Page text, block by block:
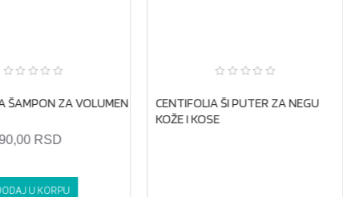
ŠAMPON ZA VOLUMEN
RSD
U KORPU
CENTIFOLIA ŠI PUTER ZA NEGU
KOŽE I KOSE